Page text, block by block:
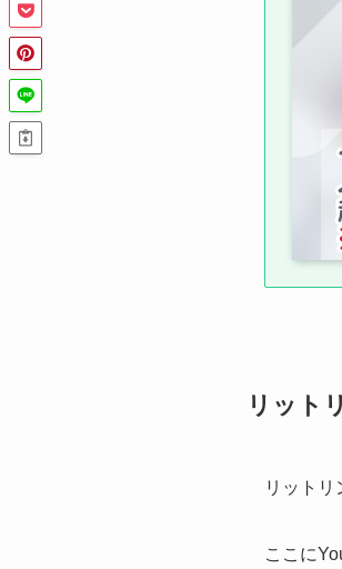
リット
リット
ここに